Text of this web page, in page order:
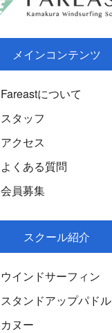
メインコンテンツ
Fareastについて
スタッフ
アクセス
よくある質問
会員募集
スクール紹介
ウインドサーフィン
スタンドアップパドル
カヌー